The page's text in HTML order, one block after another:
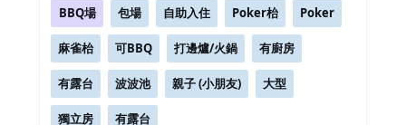
BBQ場 包場 自助入住 Poker枱 Poker
麻雀枱 可BBQ 打邊爐/火鍋 有廚房
有露台 波波池 親子 (小朋友) 大型
獨立房 有露台